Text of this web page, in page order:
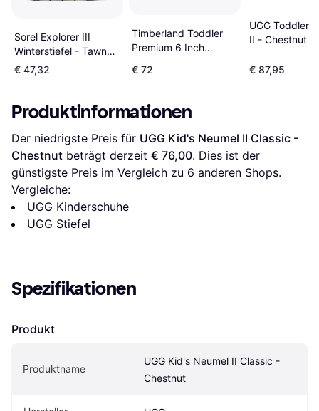
Sorel Explorer III
Winterstiefel - Tawny
Buff/Bleach
€ 47,32
Timberland Toddler
Premium 6 Inch
Wheat
€ 72
UGG Toddler
II - Chestnut
€ 87,95
Produktinformationen
Der niedrigste Preis für UGG Kid's Neumel II Classic -
Chestnut beträgt derzeit € 76,00. Dies ist der
günstigste Preis im Vergleich zu 6 anderen Shops.
Vergleiche:
UGG Kinderschuhe
UGG Stiefel
Spezifikationen
Produkt
Produktname
UGG Kid's Neumel II Classic -
Chestnut